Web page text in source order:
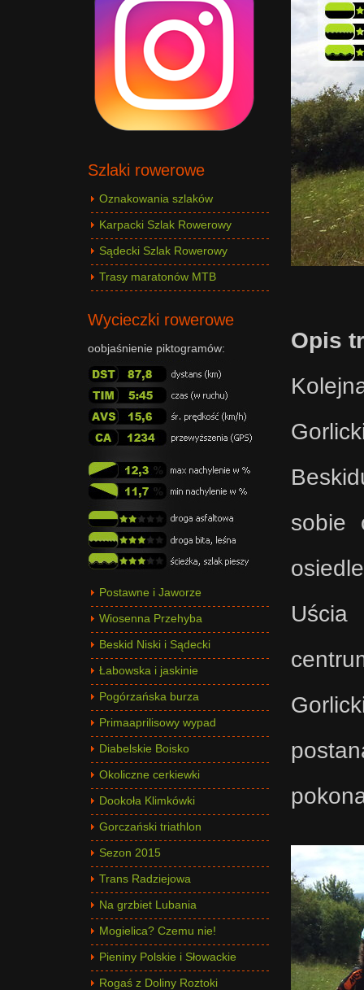
Opis
sobie
Uścia
Szlaki rowerowe
Oznakowania szlaków
Karpacki Szlak Rowerowy
Sądecki Szlak Rowerowy
Trasy maratonów MTB
Wycieczki rowerowe
oobjaśnienie piktogramów:
Postawne i Jaworze
Wiosenna Przehyba
Beskid Niski i Sądecki
Łabowska i jaskinie
Pogórzańska burza
Primaaprilisowy wypad
Diabelskie Boisko
Okoliczne cerkiewki
Dookoła Klimkówki
Gorczański triathlon
Sezon 2015
Trans Radziejowa
Na grzbiet Lubania
Mogielica? Czemu nie!
Pieniny Polskie i Słowackie
Rogaś z Doliny Roztoki